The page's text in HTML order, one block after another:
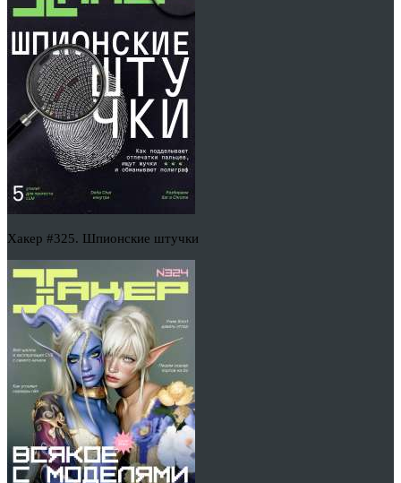
Хакер #325. Шпионские штучки